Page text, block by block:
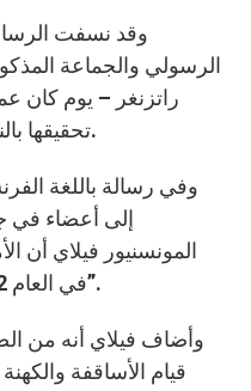
وقد نسفت
الرسولي والجماعة
راتزنغر – يوم كان
تحقيقها بالنيابة عن البابا يوحنا بولس الثاني.
إلى أعضاء في
المونسنيور فيلاي أن
في العام 1962 “لم تكن يوماً فعل عصيان”.
وأضاف فيلاي أنه من
قيام الأساقفة